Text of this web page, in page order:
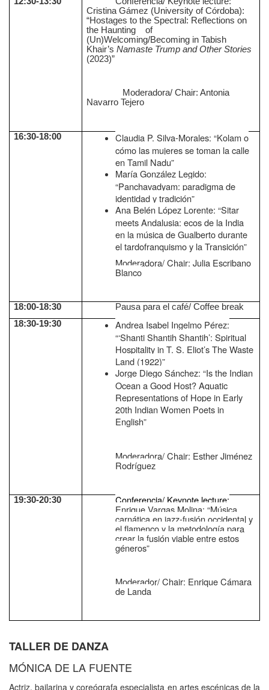
Cristina Gámez (University of Córdoba):
“Hostages to the Spectral: Reflections on
the Haunting of
(Un)Welcoming/Becoming in Tabish
Khair’s Namaste Trump and Other Stories
(2023)”
Moderadora/ Chair: Antonia
Navarro Tejero
16:30-18:00 Claudia P. Silva-Morales: “Kolam o
cómo las mujeres se toman la calle
en Tamil Nadu”
María González Legido:
“Panchavadyam: paradigma de
identidad y tradición”
Ana Belén López Lorente: “Sitar
meets Andalusia: ecos de la India
en la música de Gualberto durante
el tardofranquismo y la Transición”
Moderadora/ Chair: Julia Escribano
Blanco
18:00-18:30
Pausa para el café/ Coffee break
18:30-19:30
Andrea Isabel Ingelmo Pérez:
“‘Shanti Shantih Shantih’: Spiritual
Hospitality in T. S. Eliot’s The Waste
Land (1922)”
Jorge Diego Sánchez: “Is the Indian
Ocean a Good Host? Aquatic
Representations of Hope in Early
20th Indian Women Poets in
English”
Moderadora/ Chair: Esther Jiménez
Rodríguez
19:30-20:30 Conferencia/ Keynote lecture:
Enrique Vargas Molina: “Música
carnática en jazz-fusión occidental y
el flamenco y la metodología para
crear la fusión viable entre estos
géneros”
Moderador/ Chair: Enrique Cámara
de Landa
TALLER DE DANZA
MÓNICA DE LA FUENTE
Actriz, bailarina y coreógrafa especialista en artes escénicas de la